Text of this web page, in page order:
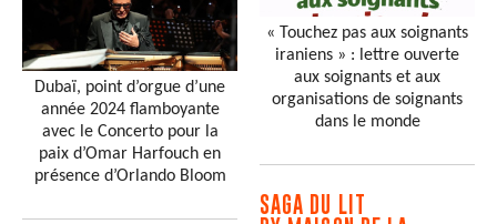
Dubaï, point d’orgue d’une
année 2024 flamboyante
avec le Concerto pour la
paix d’Omar Harfouch en
présence d’Orlando Bloom
« Touchez pas aux soignants
iraniens » : lettre ouverte
aux soignants et aux
organisations de soignants
dans le monde
SAGA DU LIT